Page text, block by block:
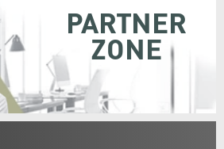
PARTNER
ZONE